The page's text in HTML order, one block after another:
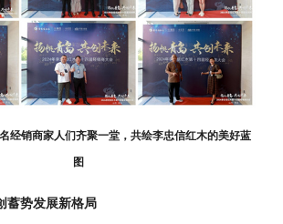
经销商家人们齐聚一堂，共绘李忠信红木的美好蓝
图
蓄势发展新格局